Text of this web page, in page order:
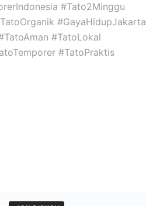
#Tato2Minggu
#GayaHidupJakarta
#TatoLokal
#TatoPraktis